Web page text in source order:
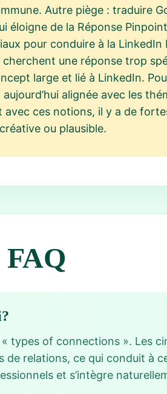
Autre piège : traduire
de la Réponse
pour conduire à la
une réponse trop
large et lié à LinkedIn.
alignée avec les
ces notions, il y a de
ou plausible.
FAQ
types of connections ». Les
relations, ce qui conduit à
et s’intègre